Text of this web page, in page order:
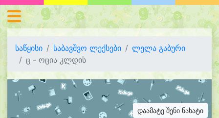
საწყისი საბავშვო ლექსები
ლელა გაბური
ც - ოცია კლდის
დაამატე შენი ნახატი